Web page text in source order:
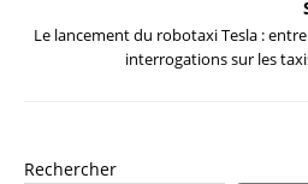
Le lancement du robotaxi Tesla :
interrogations sur les
Rechercher